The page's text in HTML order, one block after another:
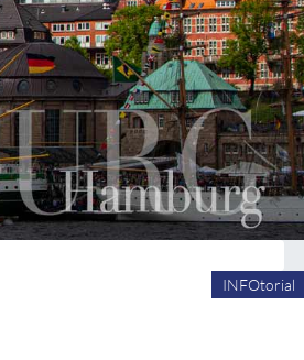
INFOtorial